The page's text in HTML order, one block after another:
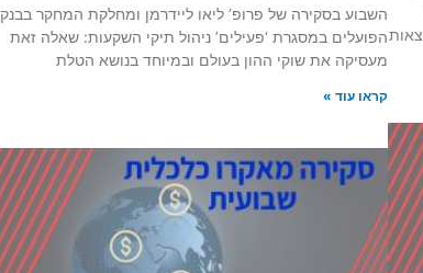
השבוע בסקירה של פרופ’ ליאו ליידרמן ומחלקת המחקר בבנק
הפועלים במסגרת ‘פעילים’ ניהול תיקי השקעות: שאלה זאת
מעסיקה את שוקי ההון בעולם ובמיוחד בנושא הטלת
קראו עוד »